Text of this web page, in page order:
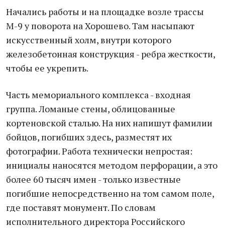
Начались работы и на площадке возле трассы
М-9 у поворота на Хорошево. Там насыпают
искусственный холм, внутри которого
железобетонная конструкция - ребра жесткости,
чтобы ее укрепить.
Часть мемориального комплекса - входная
группа. Ломаные стены, облицованные
кортеновской сталью. На них напишут фамилии
бойцов, погибших здесь, разместят их
фотографии. Работа технически непростая:
инициалы наносятся методом перфорации, а это
более 60 тысяч имен - только известные
погибшие непосредственно на том самом поле,
где поставят монумент. По словам
исполнительного директора Российского